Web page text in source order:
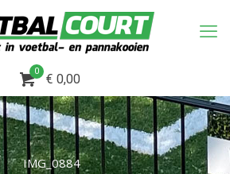
0
€ 0,00
IMG_0884